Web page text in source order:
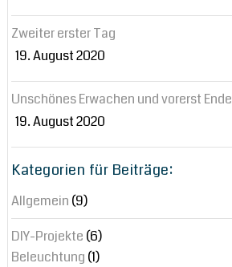
Zweiter erster Tag
19. August 2020
Unschönes Erwachen und vorerst Ende
19. August 2020
Kategorien für Beiträge:
Allgemein (9)
DIY-Projekte (6)
Beleuchtung (1)